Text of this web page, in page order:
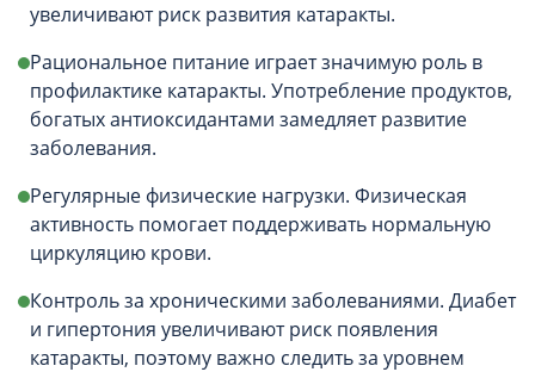
увеличивают риск развития катаракты.
Рациональное питание играет значимую роль в
профилактике катаракты. Употребление продуктов,
богатых антиоксидантами замедляет развитие
заболевания.
Регулярные физические нагрузки. Физическая
активность помогает поддерживать нормальную
циркуляцию крови.
Контроль за хроническими заболеваниями. Диабет
и гипертония увеличивают риск появления
катаракты, поэтому важно следить за уровнем